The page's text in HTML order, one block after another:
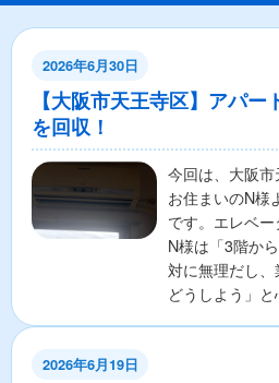
2026年6月30日
【大阪市天王寺区】アパ
を回収！
今回は、大阪
お住まいのN様
です。エレベー
N様は「3階か
対に無理だし
どうしよう」
2026年6月19日